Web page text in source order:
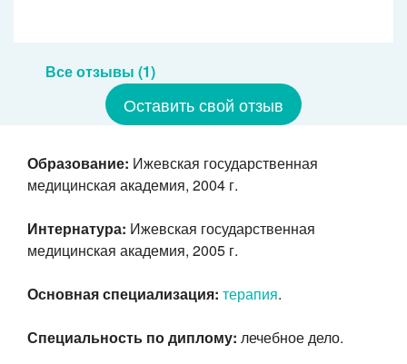
Все отзывы (1)
Оставить свой отзыв
Образование: Ижевская государственная
медицинская академия, 2004 г.
Интернатура: Ижевская государственная
медицинская академия, 2005 г.
Основная специализация: терапия.
Специальность по диплому: лечебное дело.